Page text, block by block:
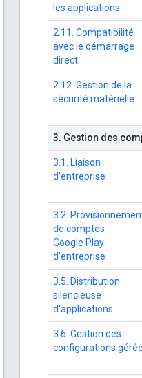
les applications
2.11. Compatibilité
avec le démarrage
direct
2.12. Gestion de la
sécurité matérielle
3. Gestion des
3.1. Liaison
d'entreprise
3.2.
de comptes
Google Play
d'entreprise
3.5. Distribution
silencieuse
d'applications
3.6. Gestion des
configurations